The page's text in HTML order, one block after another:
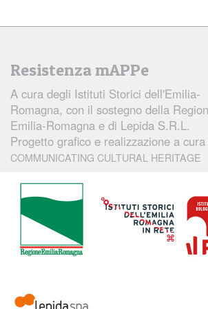
Resistenza mAPPe
A cura degli Istituti Storici dell'Emilia-
Romagna, con il sostegno della
Emilia-Romagna e di Lepida S.R.L.
Progetto grafico e realizzazione a cura
COMMUNICATING CULTURAL HERITAGE